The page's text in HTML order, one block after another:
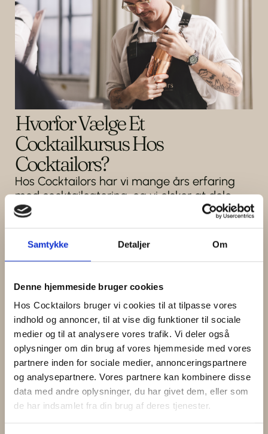
Samtykke Detaljer Om
Denne hjemmeside bruger cookies
Hos Cocktailors bruger vi cookies til at tilpasse vores
indhold og annoncer, til at vise dig funktioner til sociale
medier og til at analysere vores trafik. Vi deler også
oplysninger om din brug af vores hjemmeside med vores
partnere inden for sociale medier, annonceringspartnere
og analysepartnere. Vores partnere kan kombinere disse
data med andre oplysninger, du har givet dem, eller som
de har indsamlet fra din brug af deres tjenester.
Hvorfor Vælge Et
Cocktailkursus Hos
Cocktailors?
Hos Cocktailors har vi mange års erfaring
med cocktailcatering, og vi elsker at dele
vores passion for mixologi. Når du deltager i
vores kurser, får du:
Professionel undervisning
: Vores dygtige
bartendere lærer dig de bedste teknikker og
Hands-on oplevelse : Du får selv mulighed for
at prøve kræfter med at shake, stirre og
garnere som en ægte bartender.
Skræddersyet indhold: Vi tilpasser kurset til
dit niveau og dine ønsker, så du får præcis
den oplevelse, du drømmer om.
Socialt og sjovt : Cocktailkurserne er ikke kun